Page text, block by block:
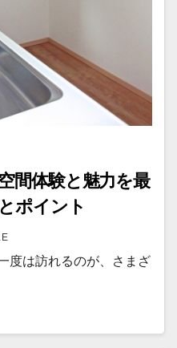
間体験と魅力を最
ポイント
度は訪れるのが、さまざ